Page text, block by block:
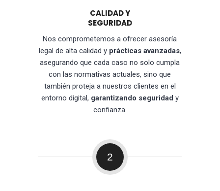
CALIDAD Y
SEGURIDAD
Nos comprometemos a ofrecer asesoría
legal de alta calidad y prácticas avanzadas,
asegurando que cada caso no solo cumpla
con las normativas actuales, sino que
también proteja a nuestros clientes en el
entorno digital, garantizando seguridad y
confianza.
2